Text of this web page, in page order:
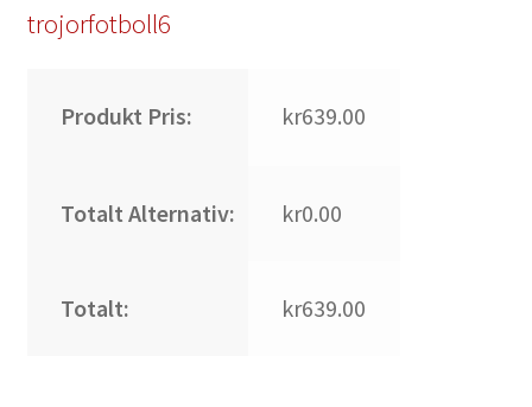
trojorfotboll6
Produkt Pris: kr639.00
Totalt Alternativ: kr0.00
Totalt: kr639.00